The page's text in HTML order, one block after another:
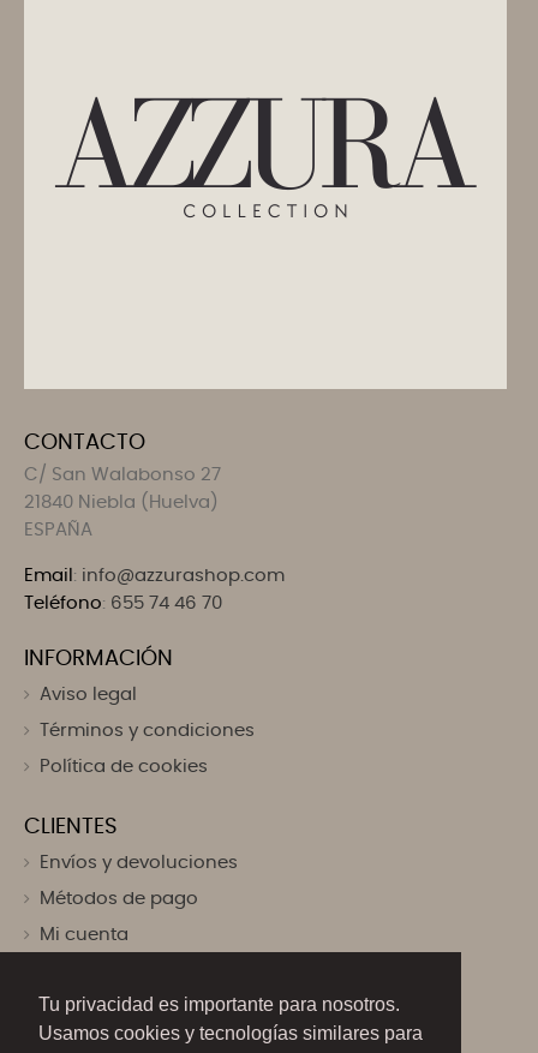
Tu privacidad es importante para nosotros.
Usamos cookies y tecnologías similares para
CONTACTO
C/ San Walabonso 27
21840 Niebla (Huelva)
ESPAÑA
Email : info@azzurashop.com
Teléfono: 655 74 46 70
INFORMACIÓN
Aviso legal
Términos y condiciones
Política de cookies
CLIENTES
Envíos y devoluciones
Métodos de pago
Mi cuenta
SÍGUENOS